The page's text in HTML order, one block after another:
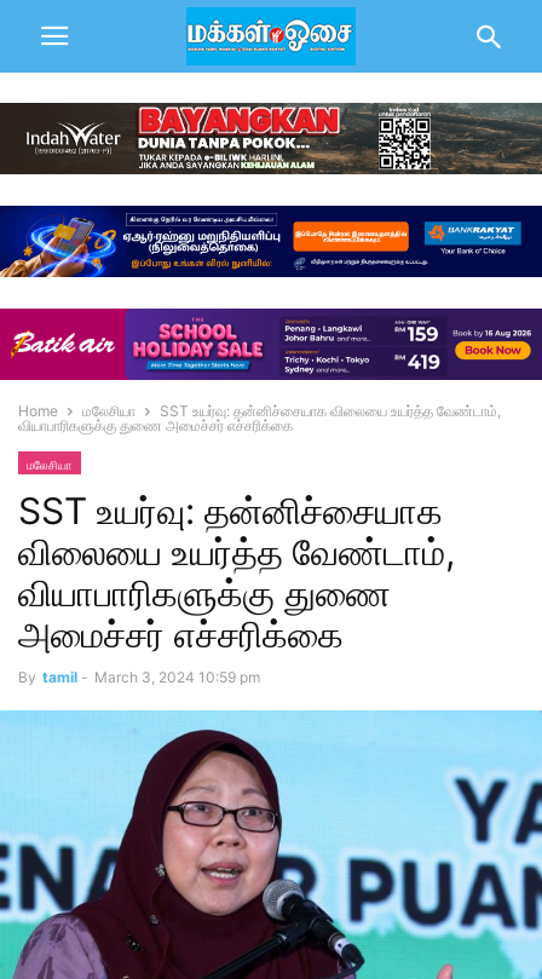
Home மலேசியா
SST உயர்வு: தன்னிச்சையாக விலையை உயர்த்த வேண்டாம்,
வியாபாரிகளுக்கு துணை அமைச்சர் எச்சரிக்கை
மலேசியா
SST உயர்வு: தன்னிச்சையாக
விலையை உயர்த்த வேண்டாம்,
வியாபாரிகளுக்கு துணை
அமைச்சர் எச்சரிக்கை
By tamil - March 3, 2024 10:59 pm